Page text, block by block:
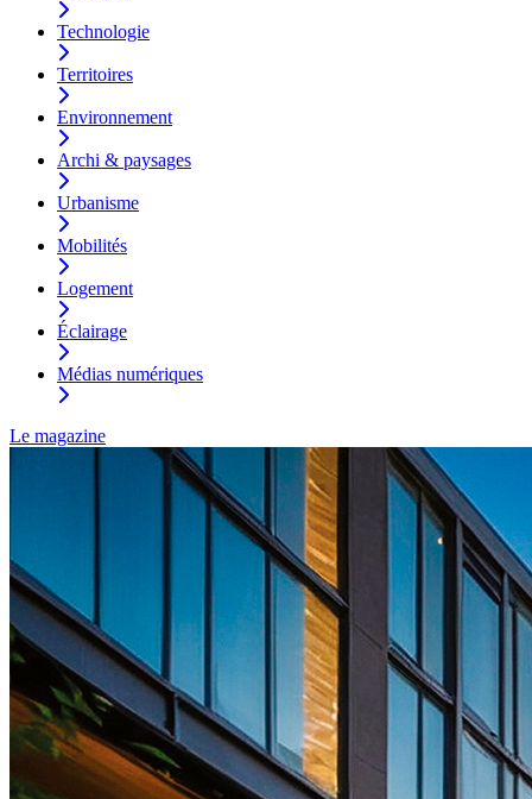
Technologie
Territoires
Environnement
Archi & paysages
Urbanisme
Mobilités
Logement
Éclairage
Médias numériques
Le magazine